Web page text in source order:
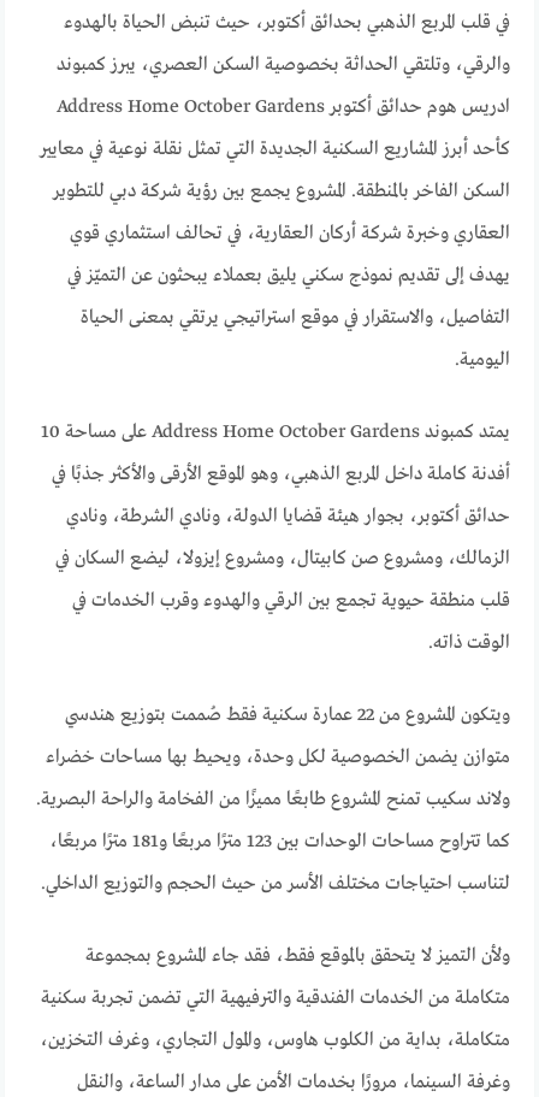
في قلب المربع الذهبي بحدائق أكتوبر، حيث تنبض الحياة بالهدوء
والرقي، وتلتقي الحداثة بخصوصية السكن العصري، يبرز كمبوند
ادريس هوم حدائق أكتوبر Address Home October Gardens
كأحد أبرز المشاريع السكنية الجديدة التي تمثل نقلة نوعية في معايير
السكن الفاخر بالمنطقة. المشروع يجمع بين رؤية شركة دبي للتطوير
العقاري وخبرة شركة أركان العقارية، في تحالف استثماري قوي
يهدف إلى تقديم نموذج سكني يليق بعملاء يبحثون عن التميّز في
التفاصيل، والاستقرار في موقع استراتيجي يرتقي بمعنى الحياة
اليومية.
يمتد كمبوند Address Home October Gardens على مساحة 10
أفدنة كاملة داخل المربع الذهبي، وهو الموقع الأرقى والأكثر جذبًا في
حدائق أكتوبر، بجوار هيئة قضايا الدولة، ونادي الشرطة، ونادي
الزمالك، ومشروع صن كابيتال، ومشروع إيزولا، ليضع السكان في
قلب منطقة حيوية تجمع بين الرقي والهدوء وقرب الخدمات في
الوقت ذاته.
ويتكون المشروع من 22 عمارة سكنية فقط صُممت بتوزيع هندسي
متوازن يضمن الخصوصية لكل وحدة، ويحيط بها مساحات خضراء
ولاند سكيب تمنح المشروع طابعًا مميزًا من الفخامة والراحة البصرية.
كما تتراوح مساحات الوحدات بين 123 مترًا مربعًا و181 مترًا مربعًا،
لتناسب احتياجات مختلف الأسر من حيث الحجم والتوزيع الداخلي.
ولأن التميز لا يتحقق بالموقع فقط، فقد جاء المشروع بمجموعة
متكاملة من الخدمات الفندقية والترفيهية التي تضمن تجربة سكنية
متكاملة، بداية من الكلوب هاوس، والمول التجاري، وغرف التخزين،
وغرفة السينما، مرورًا بخدمات الأمن على مدار الساعة، والنقل